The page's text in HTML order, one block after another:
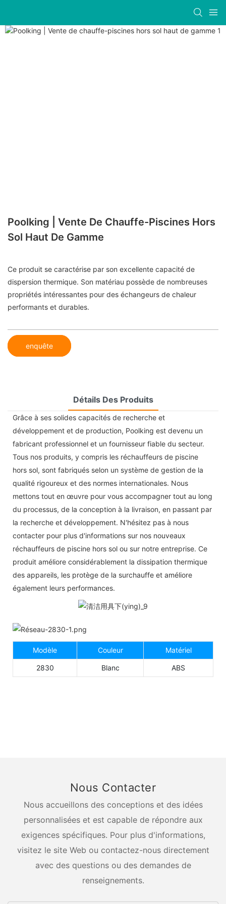
Poolking | Vente De Chauffe-Piscines Hors
Sol Haut De Gamme
Ce produit se caractérise par son excellente capacité de
dispersion thermique. Son matériau possède de nombreuses
propriétés intéressantes pour des échangeurs de chaleur
performants et durables.
enquête
Détails Des Produits
Grâce à ses solides capacités de recherche et
développement et de production, Poolking est devenu un
fabricant professionnel et un fournisseur fiable du secteur.
Tous nos produits, y compris les réchauffeurs de piscine
hors sol, sont fabriqués selon un système de gestion de la
qualité rigoureux et des normes internationales. Nous
mettons tout en œuvre pour vous accompagner tout au long
du processus, de la conception à la livraison, en passant par
la recherche et développement. N'hésitez pas à nous
contacter pour plus d'informations sur nos nouveaux
réchauffeurs de piscine hors sol ou sur notre entreprise. Ce
produit améliore considérablement la dissipation thermique
des appareils, les protège de la surchauffe et améliore
également leurs performances.
Modèle Couleur Matériel
2830 Blanc ABS
Nous Contacter
Nous accueillons des conceptions et des idées
personnalisées et est capable de répondre aux
exigences spécifiques. Pour plus d'informations,
visitez le site Web ou contactez-nous directement
avec des questions ou des demandes de
renseignements.